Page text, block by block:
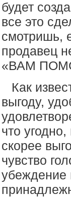
будет
все это
смотришь,
продавец
«ВАМ
Как
выгоду,
что
скорее
чувство
убеждение